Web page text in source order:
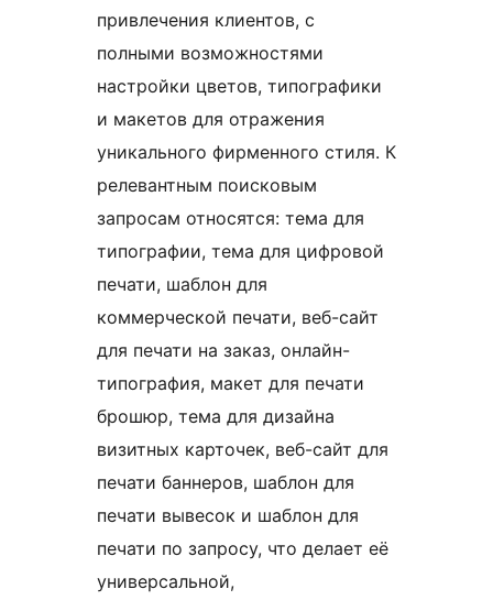
привлечения клиентов, с
полными возможностями
настройки цветов, типографики
и макетов для отражения
уникального фирменного стиля. К
релевантным поисковым
запросам относятся: тема для
типографии, тема для цифровой
печати, шаблон для
коммерческой печати, веб-сайт
для печати на заказ, онлайн-
типография, макет для печати
брошюр, тема для дизайна
визитных карточек, веб-сайт для
печати баннеров, шаблон для
печати вывесок и шаблон для
печати по запросу, что делает её
универсальной,